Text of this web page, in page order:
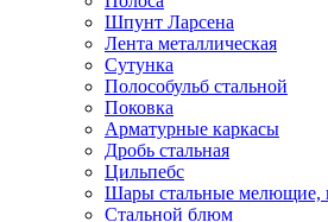
Шпунт Ларсена
Лента металлическая
Сутунка
Полособульб стальной
Поковка
Арматурные каркасы
Дробь стальная
Цильпебс
Шары стальные мелющие,
Стальной блюм